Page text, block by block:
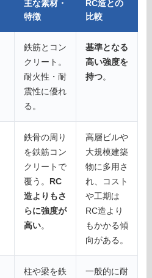
主な素材・
特徴
RC造との
比較
鉄筋とコン
クリート。
耐火性・耐
震性に優れ
る。
基準となる
高い強度を
持つ。
鉄骨の周り
を鉄筋コン
クリートで
覆う。 RC
造よりもさ
らに強度が
高い。
高層ビルや
大規模建築
物に多用さ
れ、コスト
や工期は
RC造より
もかかる傾
向がある。
柱や梁を鉄
一般的に耐